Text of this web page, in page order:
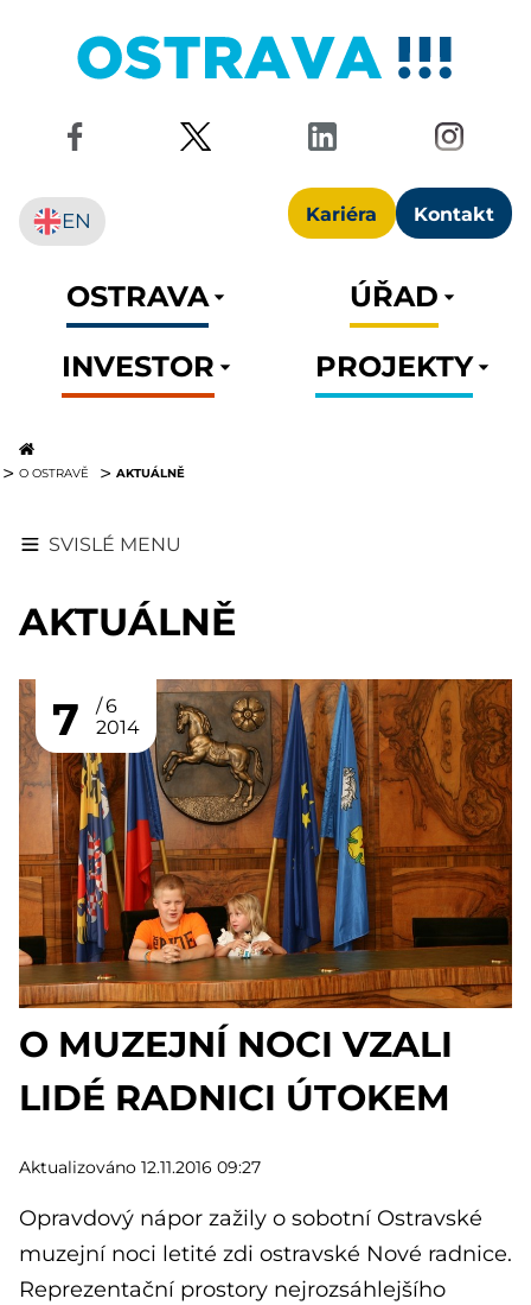
Kariéra Kontakt
EN
OSTRAVA
ÚŘAD
INVESTOR
PROJEKTY
O OSTRAVĚ AKTUÁLNĚ
SVISLÉ MENU
AKTUÁLNĚ
7
6
2014
O MUZEJNÍ NOCI VZALI
LIDÉ RADNICI ÚTOKEM
Aktualizováno 12.11.2016 09:27
Opravdový nápor zažily o sobotní Ostravské
muzejní noci letité zdi ostravské Nové radnice.
Reprezentační prostory nejrozsáhlejšího